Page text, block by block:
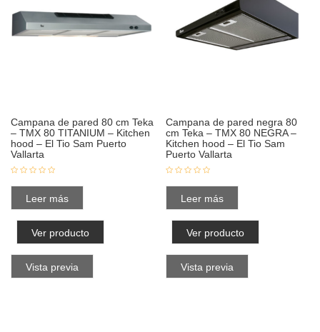
Campana de pared 80 cm Teka
– TMX 80 TITANIUM – Kitchen
hood – El Tio Sam Puerto
Vallarta
Leer más
Ver producto
Vista previa
Campana de pared negra 80
cm Teka – TMX 80 NEGRA –
Kitchen hood – El Tio Sam
Puerto Vallarta
Leer más
Ver producto
Vista previa